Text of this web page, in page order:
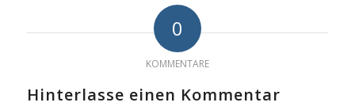
0
KOMMENTARE
Hinterlasse einen Kommentar